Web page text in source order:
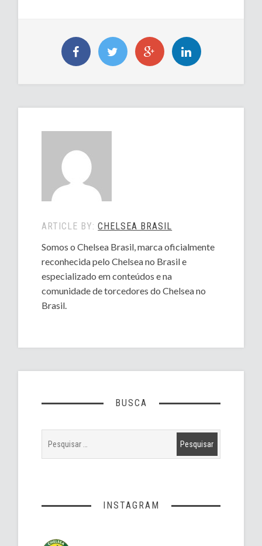
ARTICLE BY:CHELSEA BRASIL
Somos o Chelsea Brasil, marca oficialmente
reconhecida pelo Chelsea no Brasil e
especializado em conteúdos e na
comunidade de torcedores do Chelsea no
Brasil.
BUSCA
INSTAGRAM